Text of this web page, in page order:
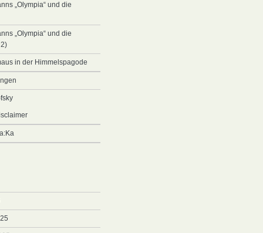
„Olympia“ und die
„Olympia“ und die
in der Himmelspagode